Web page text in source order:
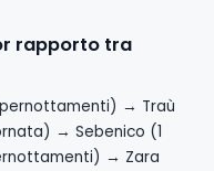
rapporto tra
→ Traù
→ Sebenico (1
→ Zara